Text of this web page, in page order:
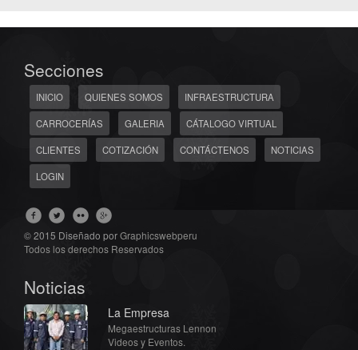
Secciones
INICIO QUIENES SOMOS INFRAESTRUCTURA
CARROCERÍAS GALERIA CÁTALOGO VIRTUAL
CLIENTES COTIZACIÓN CONTÁCTENOS NOTICIAS
LOGIN
© 2015 Diseñado porGraphicswebperu
Todos los derechos Reservados
Noticias
La Empresa
Megaestructuras Lennon
Videos y Eventos.